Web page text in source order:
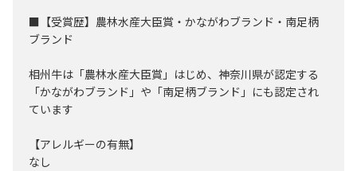
■【受賞歴】農林水産大臣賞・かながわブランド・南足柄
ブランド
相州牛は「農林水産大臣賞」はじめ、神奈川県が認定する
「かながわブランド」や「南足柄ブランド」にも認定され
ています
【アレルギーの有無】
なし